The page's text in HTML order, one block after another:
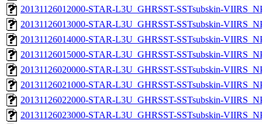
20131126012000-STAR-L3U_GHRSST-SSTsubskin-
20131126013000-STAR-L3U_GHRSST-SSTsubskin-
20131126014000-STAR-L3U_GHRSST-SSTsubskin-
20131126015000-STAR-L3U_GHRSST-SSTsubskin-
20131126020000-STAR-L3U_GHRSST-SSTsubskin-
20131126021000-STAR-L3U_GHRSST-SSTsubskin-
20131126022000-STAR-L3U_GHRSST-SSTsubskin-
20131126023000-STAR-L3U_GHRSST-SSTsubskin-